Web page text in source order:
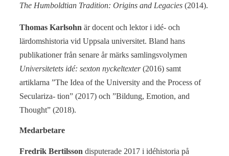
The Humboldtian Tradition: Origins and Legacies (2014).
Thomas Karlsohn är docent och lektor i idé- och
lärdomshistoria vid Uppsala universitet. Bland hans
publikationer från senare år märks samlingsvolymen
Universitetets idé: sexton nyckeltexter(2016) samt
artiklarna ”The Idea of the University and the Process of
Seculariza- tion” (2017) och ”Bildung, Emotion, and
Thought” (2018).
Medarbetare
Fredrik Bertilsson disputerade 2017 i idéhistoria på